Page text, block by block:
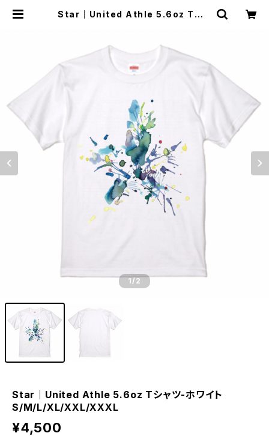
Star｜United Athle 5.6oz Tシャ
1/2
Star｜United Athle 5.6oz Tシャツ-ホワイト
S/M/L/XL/XXL/XXXL
¥4,500